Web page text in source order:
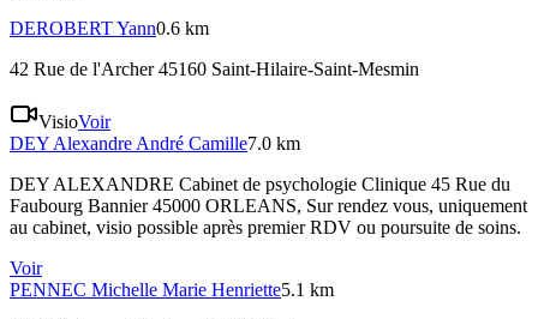
DEROBERTYann0.6 km
42 Rue de l'Archer 45160 Saint-Hilaire-Saint-Mesmin
VisioVoir
DEY Alexandre André Camille7.0 km
DEY ALEXANDRE Cabinet de psychologie Clinique 45 Rue du
Faubourg Bannier 45000 ORLEANS, Sur rendez vous, uniquement
au cabinet, visio possible après premier RDV ou poursuite de soins.
Voir
PENNEC Michelle Marie Henriette5.1 km